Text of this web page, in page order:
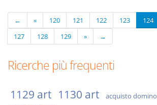
← « 120 121 122 123 124
127
128 129 » →
Ricerche più frequenti
1129 art 1130 art acquisto domino